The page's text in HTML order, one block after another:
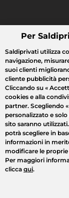
Cosa
Tutte le vendite
Per
Saldiprivati utilizza
navigazione,
suoi clienti
cliente pubblicità
Cliccando su «
cookies e alla
partner. Scegliendo
personalizzato e
sito saranno
potrà scegliere in
informazioni in
modificare le proprie
Per maggiori
clicca qui.